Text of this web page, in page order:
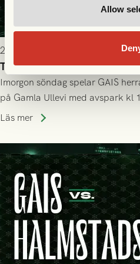
Allow
2026-07-25 19:00
Truppen till GAIS -
Imorgon söndag spelar GAIS
på Gamla Ullevi med avspark kl
ledarstaben har tagit ut följande
Läs mer